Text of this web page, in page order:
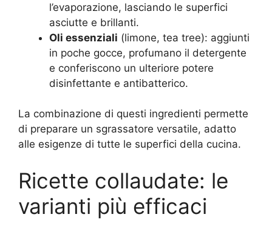
l’evaporazione, lasciando le superfici
asciutte e brillanti.
Oli essenziali (limone, tea tree): aggiunti
in poche gocce, profumano il detergente
e conferiscono un ulteriore potere
disinfettante e antibatterico.
La combinazione di questi ingredienti permette
di preparare un sgrassatore versatile, adatto
alle esigenze di tutte le superfici della cucina.
Ricette collaudate: le
varianti più efficaci